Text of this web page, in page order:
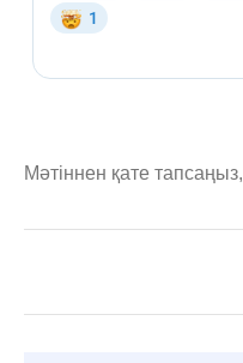
Мәтіннен қате тапсаңыз,